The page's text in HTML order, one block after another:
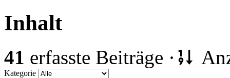
Inhalt
41 erfasste Beiträge ·
Kategorie